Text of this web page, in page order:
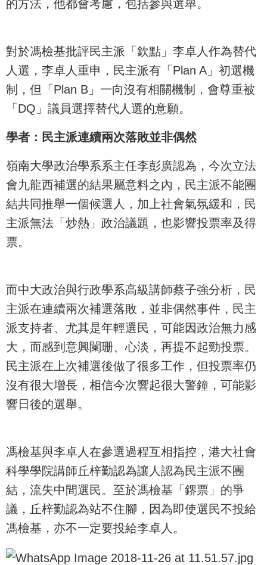
的方法，他都會考慮，包括參與選舉。
對於馮檢基批評民主派「欽點」李卓人作為替代
人選，李卓人重申，民主派有「Plan A」初選機
制，但「Plan B」一向沒有相關機制，會尊重被
「DQ」議員選擇替代人選的意願。
學者：民主派連續兩次落敗並非偶然
嶺南大學政治學系系主任李彭廣認為，今次立法
會九龍西補選的結果屬意料之內，民主派不能團
結共同推舉一個候選人，加上社會氣氛緩和，民
主派無法「炒熱」政治議題，也影響投票率及得
票。
而中大政治與行政學系高級講師蔡子強分析，民
主派在連續兩次補選落敗，並非偶然事件，民主
派支持者、尤其是年輕選民，可能因政治無力感
大，而感到意興闌珊、心淡，再提不起勁投票。
民主派在上次補選後做了很多工作，但投票率仍
沒有很大增長，相信今次響起很大警鐘，可能影
響日後的選舉。
馮檢基與李卓人在參選過程互相指控，港大社會
科學學院講師丘梓勤認為讓人認為民主派不團
結，流失中間選民。至於馮檢基「鎅票」的爭
議，丘梓勤認為站不住腳，因為即使選民不投給
馮檢基，亦不一定要投給李卓人。